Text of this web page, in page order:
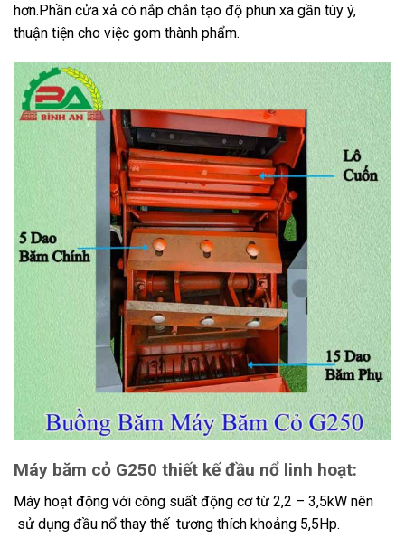
hơn.Phần cửa xả có nắp chắn tạo độ phun xa gần tùy ý,
thuận tiện cho việc gom thành phẩm.
Máy băm cỏ G250 thiết kế đầu nổ linh hoạt:
Máy hoạt động với công suất động cơ từ 2,2 – 3,5kW nên
sử dụng đầu nổ thay thế tương thích khoảng 5,5Hp.